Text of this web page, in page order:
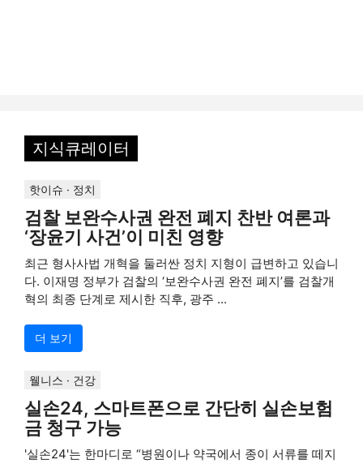
지식큐레이터
핫이슈 · 정치
검찰 보완수사권 완전 폐지 찬반 여론과
‘장윤기 사건’이 미친 영향
최근 형사사법 개혁을 둘러싼 정치 지형이 급변하고 있습니
다. 이재명 정부가 검찰의 ‘보완수사권 완전 폐지’를 검찰개
혁의 최종 단계로 제시한 직후, 광주 ...
더 보기
웰니스 · 건강
실손24, 스마트폰으로 간단히 실손보험
금 청구 가능
'실손24'는 한마디로 “병원이나 약국에서 종이 서류를 떼지